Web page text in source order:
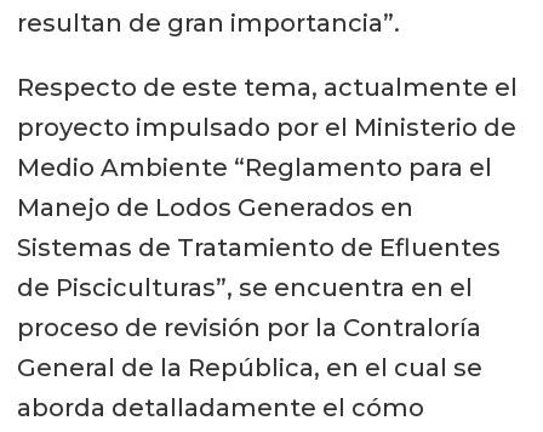
resultan de gran importancia”.
Respecto de este tema, actualmente el
proyecto impulsado por el Ministerio de
Medio Ambiente “Reglamento para el
Manejo de Lodos Generados en
Sistemas de Tratamiento de Efluentes
de Pisciculturas”, se encuentra en el
proceso de revisión por la Contraloría
General de la República, en el cual se
aborda detalladamente el cómo